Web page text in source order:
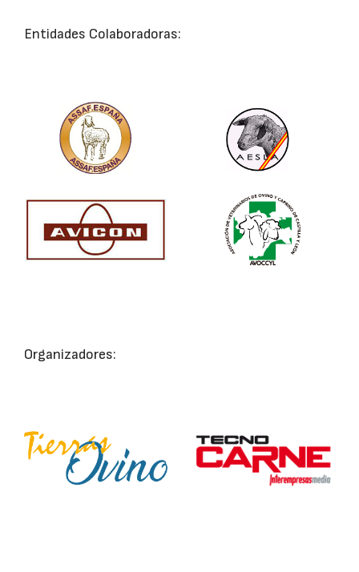
Entidades Colaboradoras:
Organizadores: